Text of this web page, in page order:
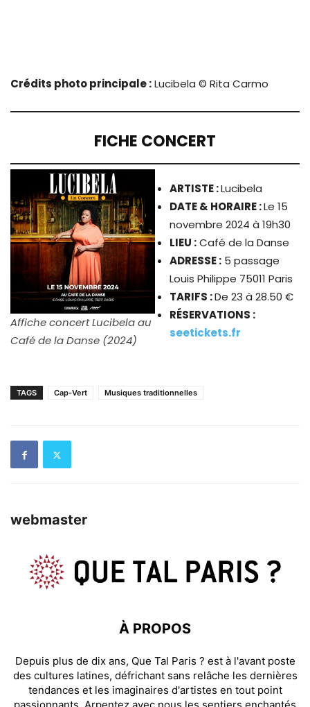
Crédits photo principale :Lucibela © Rita Carmo
FICHE CONCERT
Affiche concert Lucibela au
Café de la Danse (2024)
ARTISTE:Lucibela
DATE & HORAIRE :Le 15
novembre 2024 à 19h30
LIEU :Café de la Danse
ADRESSE : 5 passage
Louis Philippe 75011 Paris
TARIFS :De 23 à 28.50 €
RÉSERVATIONS :
seetickets.fr
TAGS Cap-Vert Musiques traditionnelles
webmaster
À PROPOS
Depuis plus de dix ans, Que Tal Paris ? est à l'avant poste
des cultures latines, défrichant sans relâche les dernières
tendances et les imaginaires d'artistes en tout point